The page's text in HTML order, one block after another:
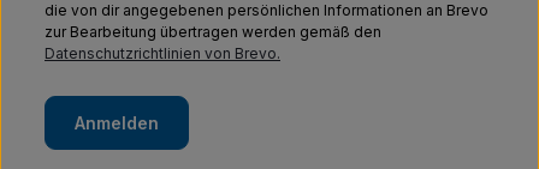
die von dir angegebenen persönlichen Informationen an Brevo
zur Bearbeitung übertragen werden gemäß den
Datenschutzrichtlinien von Brevo.
Anmelden